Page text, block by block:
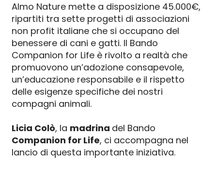
Almo Nature mette a disposizione 45.000€,
ripartiti tra sette progetti di associazioni
non profit italiane che si occupano del
benessere di cani e gatti. Il Bando
Companion for Life è rivolto a realtà che
promuovono un’adozione consapevole,
un’educazione responsabile e il rispetto
delle esigenze specifiche dei nostri
compagni animali.
Licia Colò, la madrina del Bando
Companion for Life, ci accompagna nel
lancio di questa importante iniziativa.